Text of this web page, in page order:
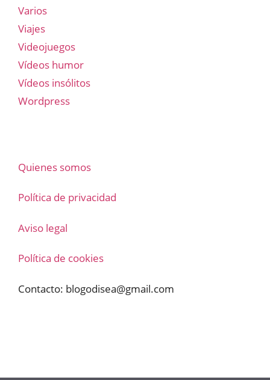
Varios
Viajes
Videojuegos
Vídeos humor
Vídeos insólitos
Wordpress
Quienes somos
Política de privacidad
Aviso legal
Política de cookies
Contacto: blogodisea@gmail.com